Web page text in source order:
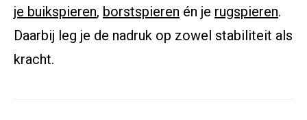
je buikspieren, borstspieren én je rugspieren.
Daarbij leg je de nadruk op zowel stabiliteit als
kracht.